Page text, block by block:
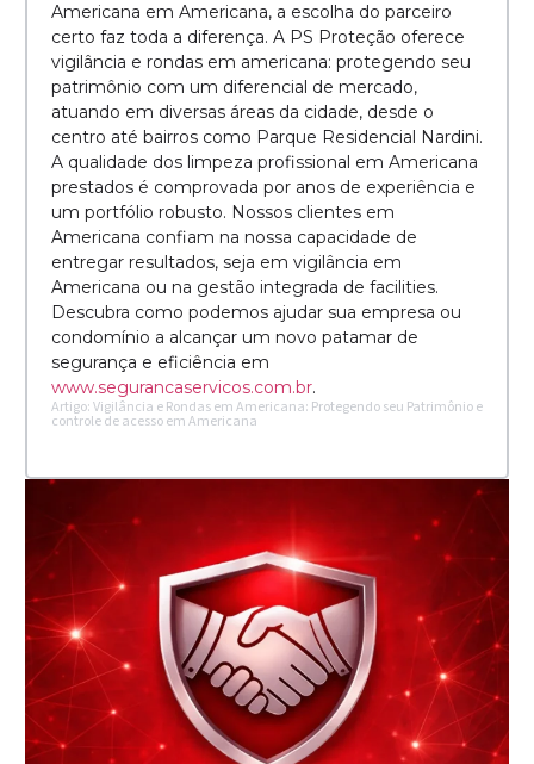
Americana em Americana, a escolha do parceiro
certo faz toda a diferença. A PS Proteção oferece
vigilância e rondas em americana: protegendo seu
patrimônio com um diferencial de mercado,
atuando em diversas áreas da cidade, desde o
centro até bairros como Parque Residencial Nardini.
A qualidade dos limpeza profissional em Americana
prestados é comprovada por anos de experiência e
um portfólio robusto. Nossos clientes em
Americana confiam na nossa capacidade de
entregar resultados, seja em vigilância em
Americana ou na gestão integrada de facilities.
Descubra como podemos ajudar sua empresa ou
condomínio a alcançar um novo patamar de
segurança e eficiência em
www.segurancaservicos.com.br.
Artigo: Vigilância e Rondas em Americana: Protegendo seu Patrimônio e
controle de acesso em Americana